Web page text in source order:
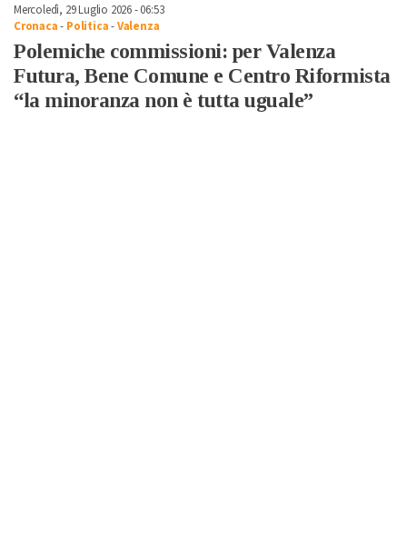
Mercoledì, 29 Luglio 2026 - 06:53
Cronaca- Politica-Valenza
Polemiche commissioni: per Valenza
Futura, Bene Comune e Centro Riformista
“la minoranza non è tutta uguale”